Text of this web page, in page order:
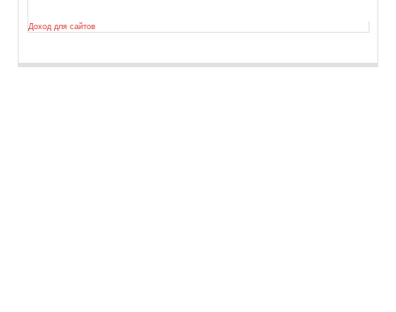
Доход для сайтов